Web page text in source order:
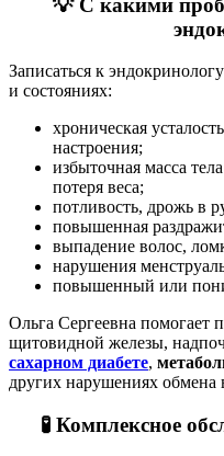
Записаться к
и состояниях:
хроническая
настроения;
избыточная масса
потеря веса;
потливость, дрожь в
повышенная
выпадение волос,
нарушения
повышенный или
Ольга Сергеевна помогает
щитовидной железы,
сахарном диабете,
других нарушениях обмена
🧪 Комплексное